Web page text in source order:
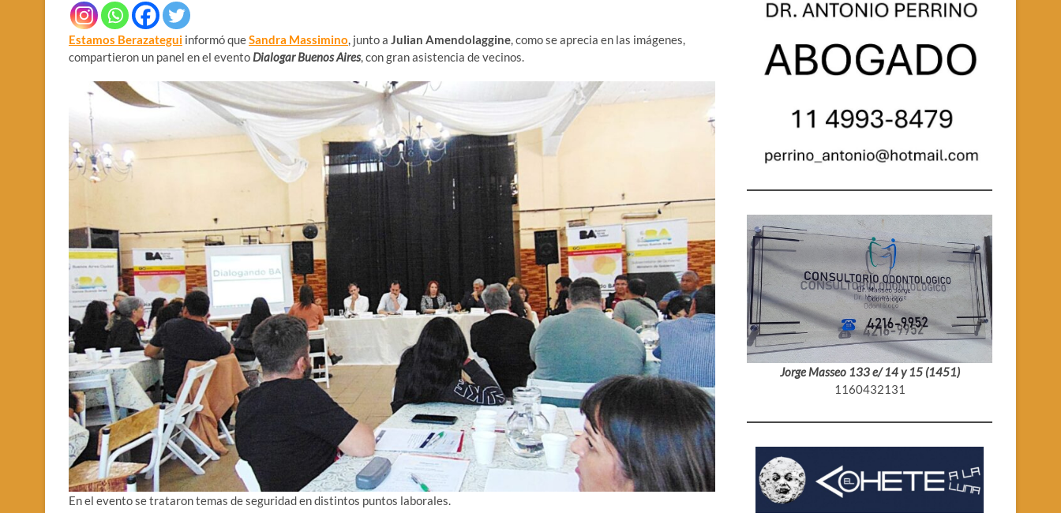
Estamos Berazategui informó queSandra Massimino, junto a Julian Amendolaggine, como se aprecia en las imágenes,
compartieron un panel en el eventoDialogar Buenos Aires, con gran asistencia de vecinos.
En el evento se trataron temas de seguridad en distintos puntos laborales.
Jorge Masseo 133 e/ 14 y 15 (1451)
1160432131